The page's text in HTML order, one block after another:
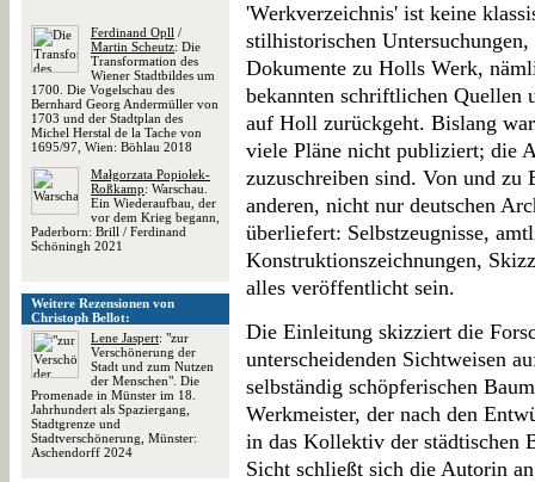
Ferdinand Opll /
Martin Scheutz: Die
Transformation des
Wiener Stadtbildes um
1700. Die Vogelschau des
Bernhard Georg Andermüller von
1703 und der Stadtplan des
Michel Herstal de la Tache von
1695/97, Wien: Böhlau 2018
Małgorzata Popiołek-
Roßkamp: Warschau.
Ein Wiederaufbau, der
vor dem Krieg begann,
Paderborn: Brill / Ferdinand
Schöningh 2021
Weitere Rezensionen von
Christoph Bellot:
Lene Jaspert: "zur
Verschönerung der
Stadt und zum Nutzen
der Menschen". Die
Promenade in Münster im 18.
Jahrhundert als Spaziergang,
Stadtgrenze und
Stadtverschönerung, Münster:
Aschendorff 2024
'Werkverzeichnis' ist keine
stilhistorischen
Dokumente zu Holls Werk,
bekannten schriftlichen Quellen
auf Holl zurückgeht. Bislang
viele Pläne nicht publiziert; die
zuzuschreiben sind. Von und
anderen, nicht nur deutschen
überliefert: Selbstzeugnisse,
Konstruktionszeichnungen,
alles veröffentlicht sein.
Die Einleitung skizziert die
unterscheidenden Sichtweisen
selbständig schöpferischen
Werkmeister, der nach den
in das Kollektiv der städtischen
Sicht schließt sich die Autorin